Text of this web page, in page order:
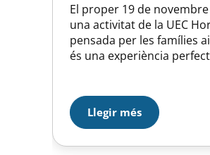
El proper 19 de
una activitat de la UEC
pensada per les famílies
és una experiència
que li agradi caminar.
amb 260 de desnivell. La
és des de la Plaça Santes
el dissabte…
Llegir més